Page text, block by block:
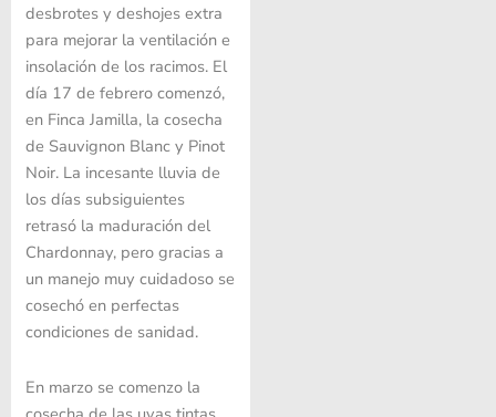
desbrotes y deshojes extra
para mejorar la ventilación e
insolación de los racimos. El
día 17 de febrero comenzó,
en Finca Jamilla, la cosecha
de Sauvignon Blanc y Pinot
Noir. La incesante lluvia de
los días subsiguientes
retrasó la maduración del
Chardonnay, pero gracias a
un manejo muy cuidadoso se
cosechó en perfectas
condiciones de sanidad.
En marzo se comenzo la